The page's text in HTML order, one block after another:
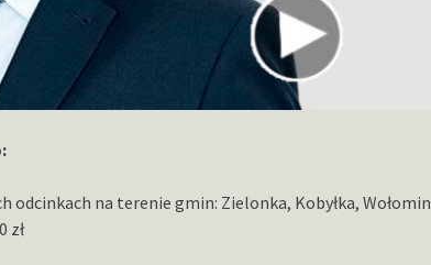
odcinkach na terenie gmin: Zielonka, Kobyłka, Wołomin
zł